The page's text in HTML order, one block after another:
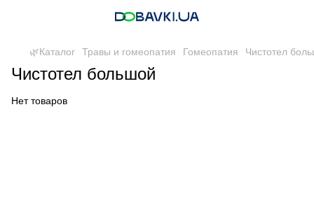
🌿Каталог Травы и гомеопатия Гомеопатия Чистотел
Чистотел большой
Нет товаров